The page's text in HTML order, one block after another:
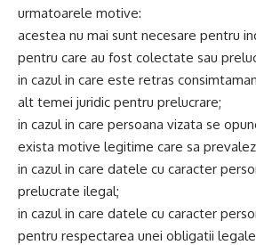
urmatoarele motive:
acestea nu mai sunt necesare pentru
pentru care au fost colectate sau
in cazul in care este retras
alt temei juridic pentru prelucrare;
in cazul in care persoana vizata se
exista motive legitime care sa
in cazul in care datele cu caracter
prelucrate ilegal;
in cazul in care datele cu caracter
pentru respectarea unei obligatii